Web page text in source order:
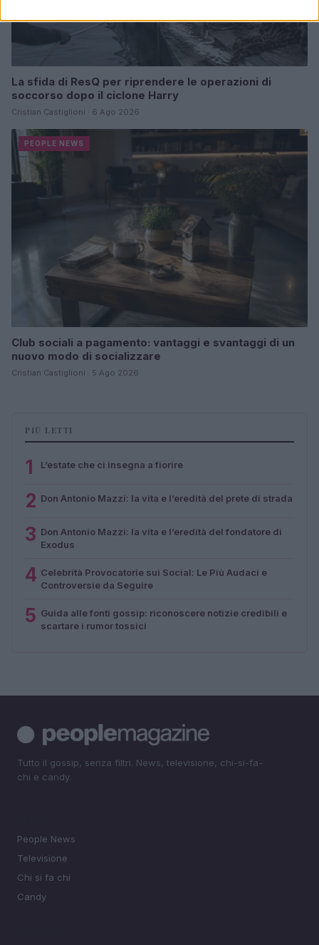
La sfida di ResQ per riprendere le operazioni di
soccorso dopo il ciclone Harry
Cristian Castiglioni · 6 Ago 2026
PEOPLE NEWS
Club sociali a pagamento: vantaggi e svantaggi di un
nuovo modo di socializzare
Cristian Castiglioni · 5 Ago 2026
PIÙ LETTI
1 L’estate che ci insegna a fiorire
2 Don Antonio Mazzi: la vita e l’eredità del prete di strada
3 Don Antonio Mazzi: la vita e l’eredità del fondatore di
Exodus
4 Celebrità Provocatorie sui Social: Le Più Audaci e
Controversie da Seguire
5 Guida alle fonti gossip: riconoscere notizie credibili e
scartare i rumor tossici
Tutto il gossip, senza filtri. News, televisione, chi-si-fa-
chi e candy.
People News
Televisione
Chi si fa chi
Candy